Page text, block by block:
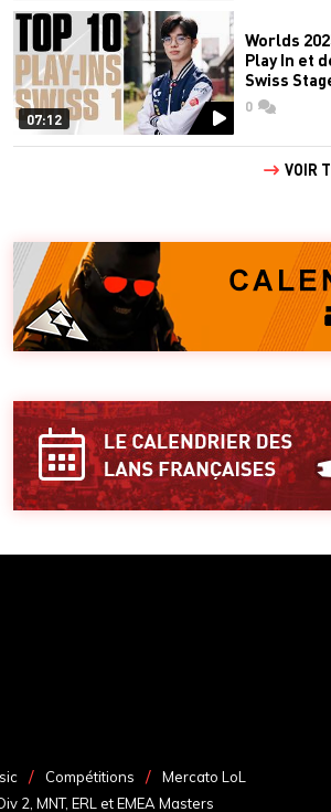
07:12
Worlds
Play In et
Swiss
0
VOIR
Compétitions
Mercato LoL
2, MNT, ERL et EMEA Masters